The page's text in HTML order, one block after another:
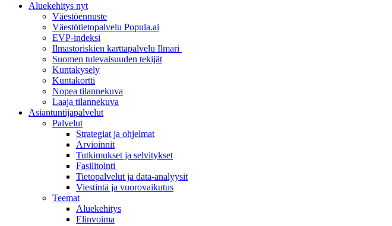
Aluekehitys nyt
Väestöennuste
Väestötietopalvelu Popula.ai
EVP-indeksi
Ilmastoriskien karttapalvelu Ilmari
Suomen tulevaisuuden tekijät
Kuntakysely
Kuntakortti
Nopea tilannekuva
Laaja tilannekuva
Asiantuntijapalvelut
Palvelut
Strategiat ja ohjelmat
Arvioinnit
Tutkimukset ja selvitykset
Fasilitointi
Tietopalvelut ja data-analyysit
Viestintä ja vuorovaikutus
Teemat
Aluekehitys
Elinvoima